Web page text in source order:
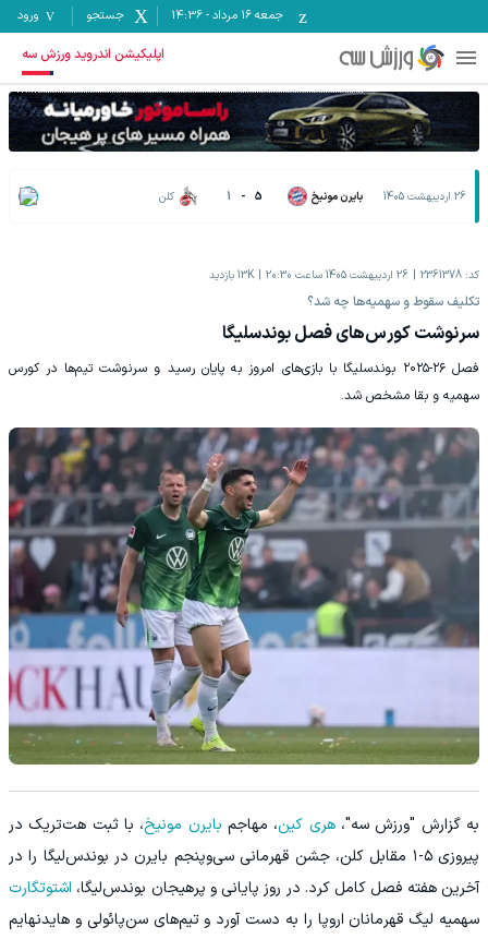
جمعه ۱۶ مرداد -
14:36 جستجو ورود
اپلیکیشن اندروید ورزش سه
26 اردیبهشت 1405 بایرن مونیخ 5
-
1 کلن
کد: 2361378 26 اردیبهشت 1405 ساعت 20:30 13K بازدید
تکلیف سقوط و سهمیه‌ها چه شد؟
سرنوشت کورس‌های فصل بوندسلیگا
فصل ۲۶-۲۰۲۵ بوندسلیگا با بازی‌های امروز به پایان رسید و سرنوشت تیم‌ها در کورس
سهمیه و بقا مشخص شد.
به گزارش "ورزش سه"،هری کین، مهاجم بایرن مونیخ، با ثبت هت‌تریک در
پیروزی ۵-۱ مقابل کلن، جشن قهرمانی سی‌وپنجم بایرن در بوندس‌لیگا را در
آخرین هفته فصل کامل کرد. در روز پایانی و پرهیجان بوندس‌لیگا، اشتوتگارت
سهمیه لیگ قهرمانان اروپا را به دست آورد و تیم‌های سن‌پائولی و هایدنهایم